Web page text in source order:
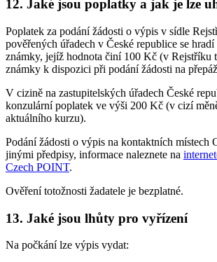
12. Jaké jsou poplatky a jak je lze
Poplatek za podání žádosti o výpis v sídle
pověřených úřadech v České republice se
známky, jejíž hodnota činí 100 Kč (v Rejstříku
známky k dispozici při podání žádosti na
V cizině na zastupitelských úřadech České
konzulární poplatek ve výši 200 Kč (v cizí
aktuálního kurzu).
Podání žádosti o výpis na kontaktních místech
jinými předpisy, informace naleznete na
Czech POINT.
Ověření totožnosti žadatele je bezplatné.
13. Jaké jsou lhůty pro vyřízení
Na počkání lze výpis vydat: